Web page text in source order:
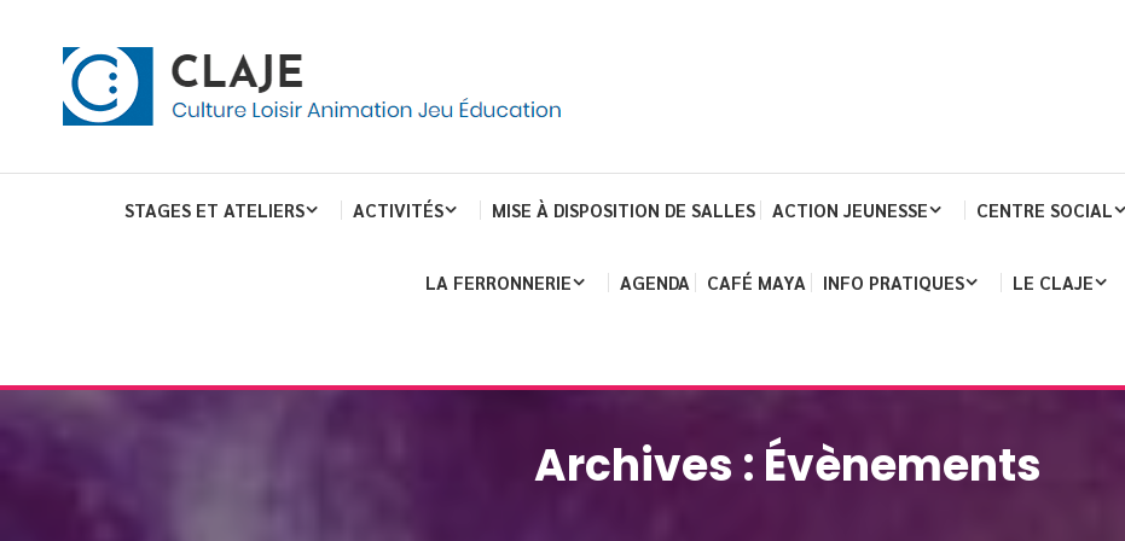
Claje
STAGES ET ATELIERS ACTIVITÉS MISE À DISPOSITION DE SALLES ACTION JEUNESSE CENTRE SOCIAL
LA FERRONNERIE AGENDA CAFÉ MAYA INFO PRATIQUES LE CLAJE
Archives : Évènements